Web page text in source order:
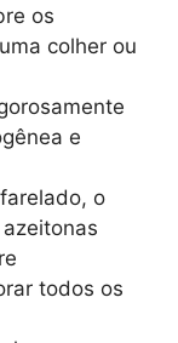
os
colher ou
e
o
todos os